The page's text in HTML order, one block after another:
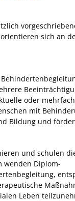
sich an
oder
mit
Bildung und
und schulen
wenden Diplom-
Leben